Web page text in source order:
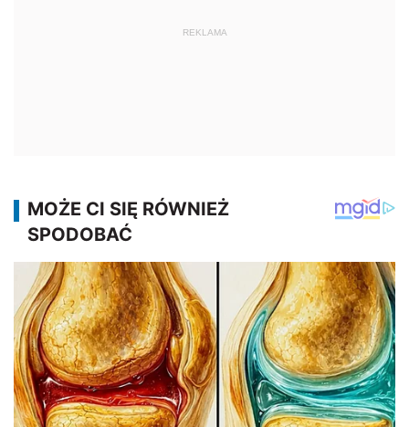
REKLAMA